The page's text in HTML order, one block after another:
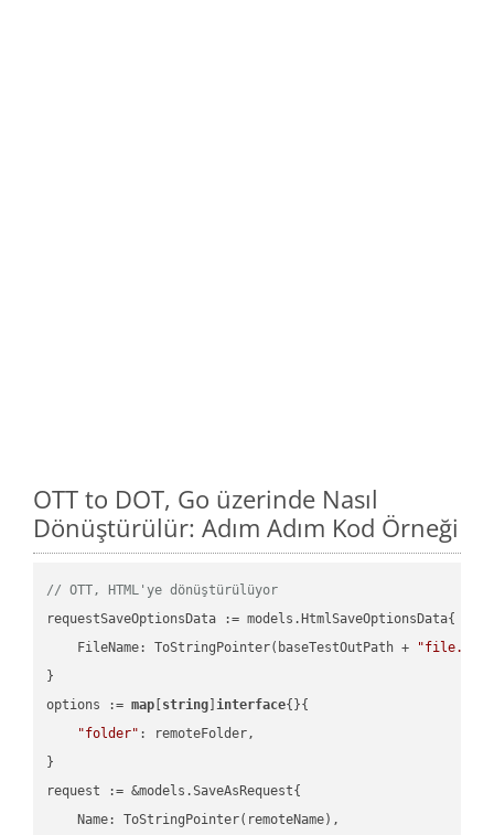
OTT to DOT, Go üzerinde Nasıl
Dönüştürülür: Adım Adım Kod Örneği
// OTT, HTML'ye dönüştürülüyor
requestSaveOptionsData := models.HtmlSaveOptionsData{
    FileName: ToStringPointer(baseTestOutPath +
"file.OTT"
}
options := map string ]interface{}{
"folder" : remoteFolder,
}
request := &models.SaveAsRequest{
    Name: ToStringPointer(remoteName),